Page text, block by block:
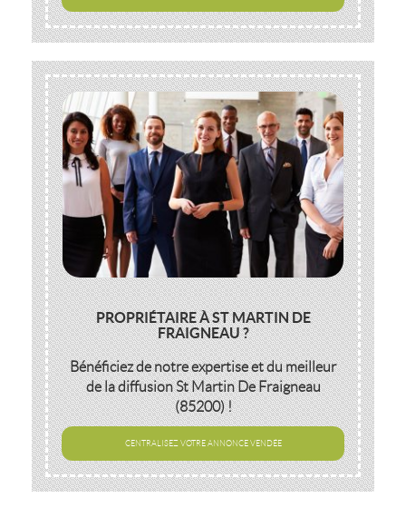
PROPRIÉTAIRE À ST MARTIN DE
FRAIGNEAU ?
Bénéficiez de notre expertise et du meilleur
de la diffusionSt Martin De Fraigneau
(85200)!
CENTRALISEZ VOTRE ANNONCE VENDÉE